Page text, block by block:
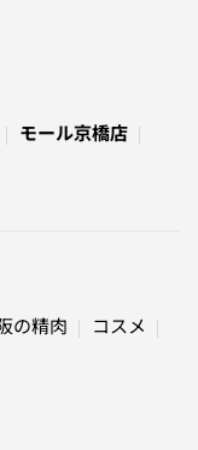
モール京橋店
の精肉
コスメ